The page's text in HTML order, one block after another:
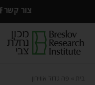
צור קשר
בית פה גדול אווירון